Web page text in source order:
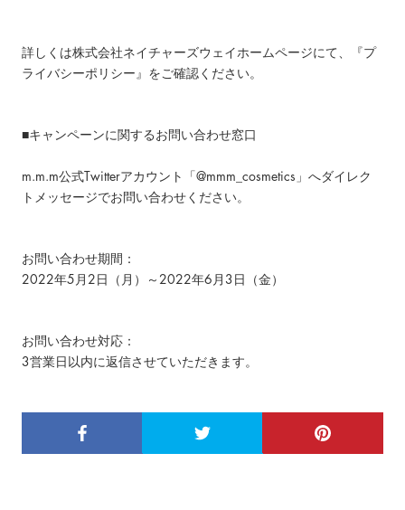
詳しくは株式会社ネイチャーズウェイホームページにて、『プ
ライバシーポリシー』をご確認ください。
■キャンペーンに関するお問い合わせ窓口
m.m.m公式Twitterアカウント「@mmm_cosmetics」へダイレク
トメッセージでお問い合わせください。
お問い合わせ期間：
2022年5月2日（月）～ 2022年6月3日（金）
お問い合わせ対応：
3営業日以内に返信させていただきます。